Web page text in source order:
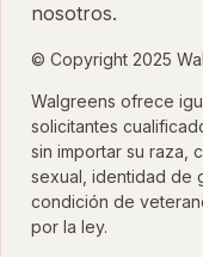
nosotros.
© Copyright 2025
Walgreens ofrece
solicitantes
sin importar su raza,
sexual, identidad de
condición de
por la ley.